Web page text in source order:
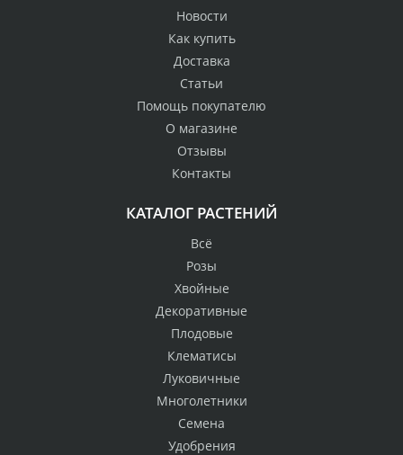
Новости
Как купить
Доставка
Статьи
Помощь покупателю
О магазине
Отзывы
Контакты
КАТАЛОГ РАСТЕНИЙ
Всё
Розы
Хвойные
Декоративные
Плодовые
Клематисы
Луковичные
Многолетники
Семена
Удобрения